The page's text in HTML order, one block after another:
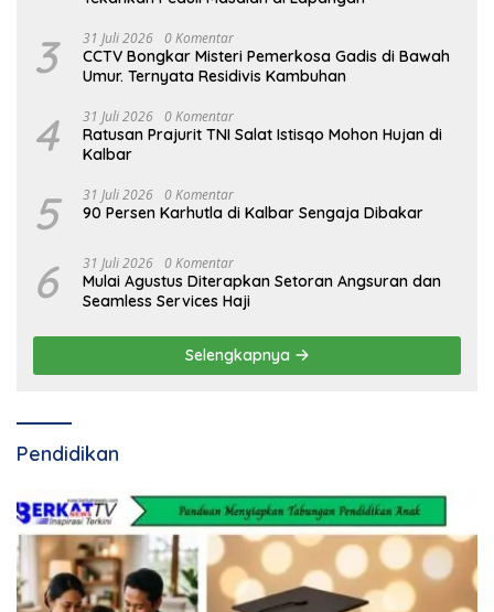
3 31 Juli 2026 0 Komentar
CCTV Bongkar Misteri Pemerkosa Gadis di Bawah
Umur. Ternyata Residivis Kambuhan
4 31 Juli 2026 0 Komentar
Ratusan Prajurit TNI Salat Istisqo Mohon Hujan di
Kalbar
5 31 Juli 2026 0 Komentar
90 Persen Karhutla di Kalbar Sengaja Dibakar
6 31 Juli 2026 0 Komentar
Mulai Agustus Diterapkan Setoran Angsuran dan
Seamless Services Haji
Selengkapnya
Pendidikan